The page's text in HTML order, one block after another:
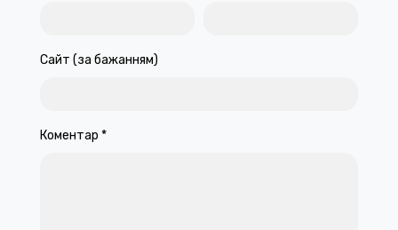
Сайт (за бажанням)
Коментар *